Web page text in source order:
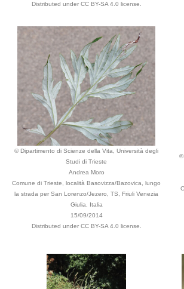
Distributed under CC BY-SA 4.0 license.
© Dipartimento di Scienze della Vita, Università degli
Studi di Trieste
Andrea Moro
Comune di Trieste, località Basovizza/Bazovica, lungo
la strada per San Lorenzo/Jezero, TS, Friuli Venezia
Giulia, Italia
15/09/2014
Distributed under CC BY-SA 4.0 license.
©